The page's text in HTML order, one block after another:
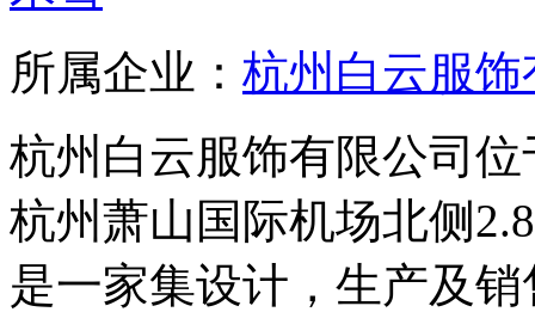
所属企业： 杭州白云服
杭州白云服饰有限公司
杭州萧山国际机场北侧
是一家集设计，生产及